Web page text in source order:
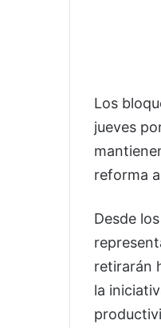
Los
jueves
reforma
Desde
retirarán
la